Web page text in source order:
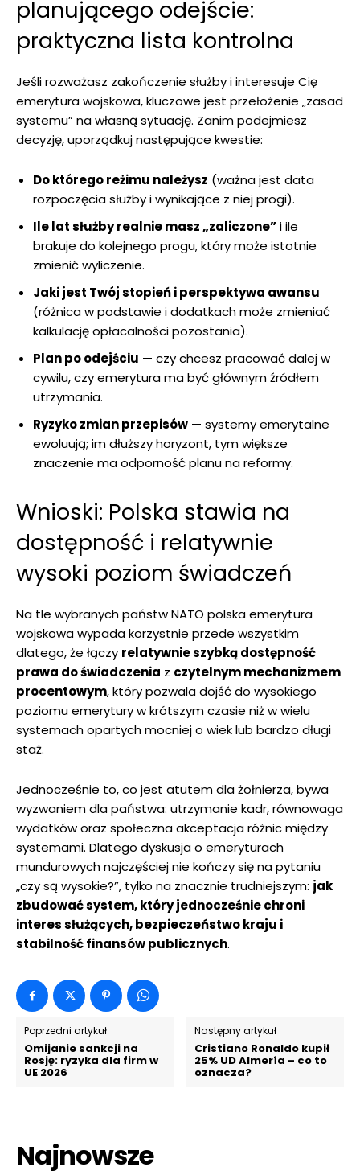
planującego odejście:
praktyczna lista kontrolna
Jeśli rozważasz zakończenie służby i interesuje Cię
emerytura wojskowa, kluczowe jest przełożenie „zasad
systemu” na własną sytuację. Zanim podejmiesz
decyzję, uporządkuj następujące kwestie:
Do którego reżimu należysz (ważna jest data
rozpoczęcia służby i wynikające z niej progi).
Ile lat służby realnie masz „zaliczone”i ile
brakuje do kolejnego progu, który może istotnie
zmienić wyliczenie.
Jaki jest Twój stopień i perspektywa awansu
(różnica w podstawie i dodatkach może zmieniać
kalkulację opłacalności pozostania).
Plan po odejściu — czy chcesz pracować dalej w
cywilu, czy emerytura ma być głównym źródłem
utrzymania.
Ryzyko zmian przepisów — systemy emerytalne
ewoluują; im dłuższy horyzont, tym większe
znaczenie ma odporność planu na reformy.
Wnioski: Polska stawia na
dostępność i relatywnie
wysoki poziom świadczeń
Na tle wybranych państw NATO polska emerytura
wojskowa wypada korzystnie przede wszystkim
dlatego, że łączy relatywnie szybką dostępność
prawa do świadczenia z czytelnym mechanizmem
procentowym, który pozwala dojść do wysokiego
poziomu emerytury w krótszym czasie niż w wielu
systemach opartych mocniej o wiek lub bardzo długi
staż.
Jednocześnie to, co jest atutem dla żołnierza, bywa
wyzwaniem dla państwa: utrzymanie kadr, równowaga
wydatków oraz społeczna akceptacja różnic między
systemami. Dlatego dyskusja o emeryturach
mundurowych najczęściej nie kończy się na pytaniu
„czy są wysokie?”, tylko na znacznie trudniejszym: jak
zbudować system, który jednocześnie chroni
interes służących, bezpieczeństwo kraju i
stabilność finansów publicznych.
Poprzedni artykuł
Omijanie sankcji na
Rosję: ryzyka dla firm w
UE 2026
Następny artykuł
Cristiano Ronaldo kupił
25% UD Almería – co to
oznacza?
Najnowsze